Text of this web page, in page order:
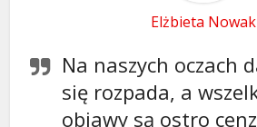
Elżbieta Nowak
Na naszych oczach
się rozpada, a
objawy są ostro